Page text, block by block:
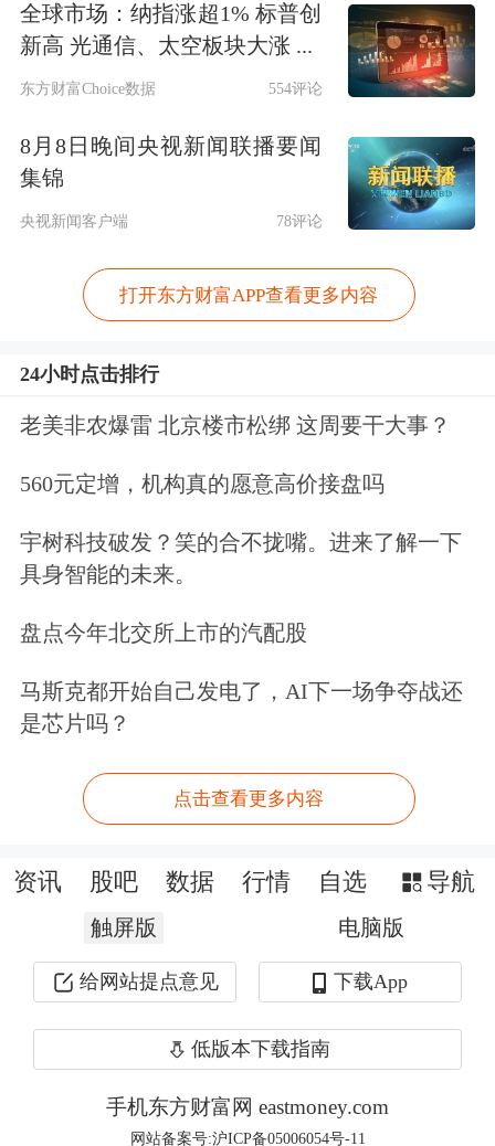
中心副主任龙格对《证券日报》记者表
示，险资投资需考虑长期收益与风险平
具有股息率较高、发展稳定等特点。从
股息率来看，根据上市公司最新收盘
中，陕西煤业、中国神华、中国石油、
6.6%、5.9%、5.28%、5.02%，处在较
高水平，其他几只股票也拥有较高的股
息率（近12个月）。同时，中国电信还
配的利润逐步提升至当年股东应占利润
新华资产管理股份有限公司总裁陈一江
在近日举行的新华保险2025年中期业绩
发布会上表示，截至今年6月底，鸿鹄
好收益；鸿鹄志远二期已基本完成建仓
工作；鸿鹄志远三期从7月初开始启
动，目前进展非常顺利。新华保险在前
述三期基金中计划出资累计达462.5亿
全球市场：纳指涨超1% 标普创
新高 光通信、太空板块大涨 ...
东方财富Choice数据 554评论
8月8日晚间央视新闻联播要闻
集锦
央视新闻客户端 78评论
打开东方财富APP查看更多内容
24小时点击排行
老美非农爆雷 北京楼市松绑 这周要干大事？
560元定增，机构真的愿意高价接盘吗
宇树科技破发？笑的合不拢嘴。进来了解一下
具身智能的未来。
盘点今年北交所上市的汽配股
马斯克都开始自己发电了，AI下一场争夺战还
是芯片吗？
点击查看更多内容
资讯 股吧 数据 行情 自选 导航
触屏版 电脑版
给网站提点意见 下载App
低版本下载指南
手机东方财富网 eastmoney.com
网站备案号:沪ICP备05006054号-11